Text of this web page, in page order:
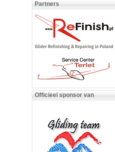
Partners
Officieel sponsor van